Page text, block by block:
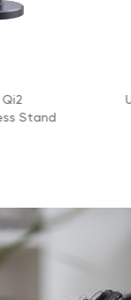
C 100W Cable
Light